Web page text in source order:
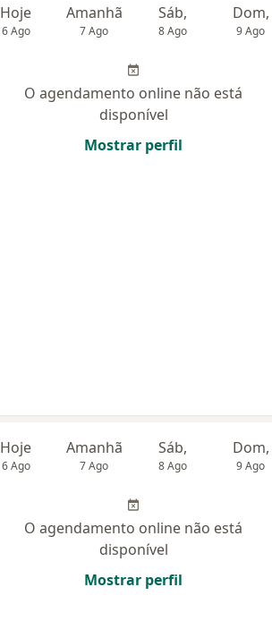
Hoje
6 Ago
Amanhã
7 Ago
Sáb,
8 Ago
Dom,
9 Ago
O agendamento online não está
disponível
Mostrar perfil
Hoje
6 Ago
Amanhã
7 Ago
Sáb,
8 Ago
Dom,
9 Ago
O agendamento online não está
disponível
Mostrar perfil